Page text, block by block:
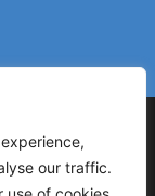
our traffic.
by Hotels